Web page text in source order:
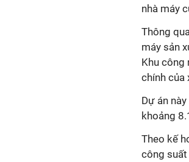
nhà máy
Thông
máy sản
Khu công
chính của
Dự án
khoảng
Theo kế
công